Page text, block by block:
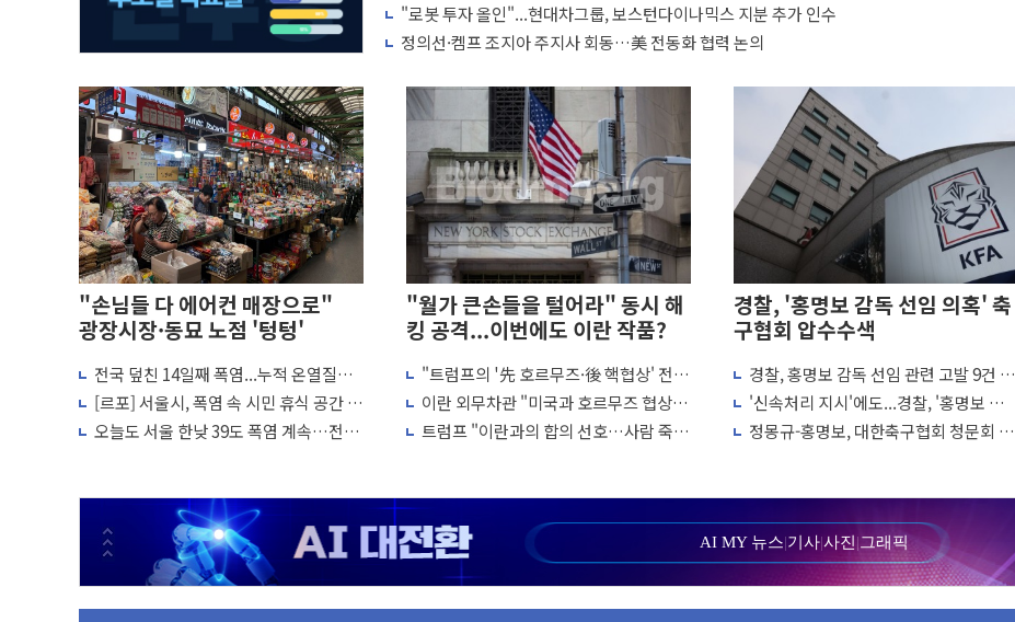
"로봇 투자 올인"...현대차그룹, 보스턴다이나믹스 지분 추가 인수
정의선·켐프 조지아 주지사 회동…美 전동화 협력 논의
"손님들 다 에어컨 매장으로"
광장시장·동묘 노점 '텅텅'
전국 덮친 14일째 폭염...누적 온열질환
2441명·사망 21명
[르포] 서울시, 폭염 속 시민 휴식 공간 강
화…열섬현상 완화에 집중
오늘도 서울 한낮 39도 폭염 계속…전북
"월가 큰손들을 털어라" 동시 해
킹 공격...이번에도 이란 작품?
"트럼프의 '先 호르무즈·後 핵협상' 전
략, 이란에 주도권 넘길 위험"
이란 외무차관 "미국과 호르무즈 협상 중
이란 트럼프 주장은 거짓"
트럼프 "이란과의 합의 선호…사람 죽이
경찰, '홍명보 감독 선임 의혹' 축
구협회 압수수색
경찰, 홍명보 감독 선임 관련 고발 9건 수
사..."신속하게 결론"
'신속처리 지시'에도...경찰, '홍명보 선
임 수사' 9개월 방치
정몽규-홍명보, 대한축구협회 청문회 출
AI MY 뉴스|기사|사진 |그래픽
법무법인 YK, 교정위원 중앙협의회와 맞손…수용자·가족 법률지원 확대
컴투스, 8일부터 서머너즈 워 챔피언십 개최
제주항공, 하반기 객실승무원 공개채용
Sh수협은행, 상상인증권 인수 추진
무역선부터 요트까지...관세청, 해상 마약밀수 '3중 차단'
서연컴퍼니, 시드 투자 유치…일본·동남아 사업 확대
피치 "韓 코스피 약세 장기화 시 주택수요 위축 우려"